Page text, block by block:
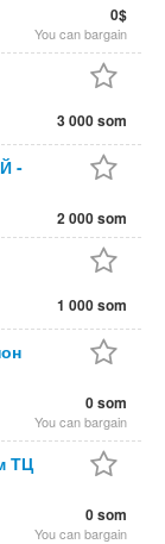
0$
You can bargain
3 000 som
-
2 000 som
1 000 som
0 som
You can bargain
ТЦ
0 som
You can bargain